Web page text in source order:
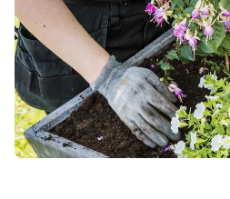
Plantera för dina
Plantera växter som blommar
Då trivs alla humlor, fjärilar och
Välkomna era sommargäster